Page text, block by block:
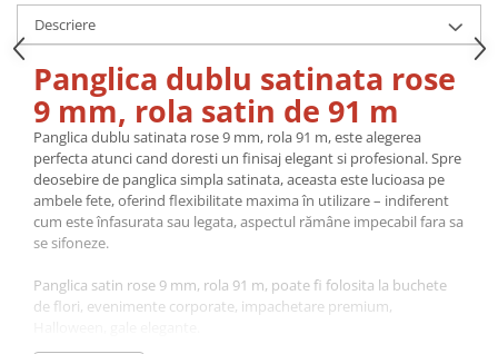
Descriere
Panglica dublu satinata rose
9 mm, rola satin de 91 m
Panglica dublu satinata rose 9 mm, rola 91 m, este alegerea
perfecta atunci cand doresti un finisaj elegant si profesional. Spre
deosebire de panglica simpla satinata, aceasta este lucioasa pe
ambele fete, oferind flexibilitate maxima în utilizare – indiferent
cum este înfasurata sau legata, aspectul rămâne impecabil fara sa
se sifoneze.
Panglica satin rose 9 mm, rola 91 m, poate fi folosita la buchete
de flori, evenimente corporate, impachetare premium,